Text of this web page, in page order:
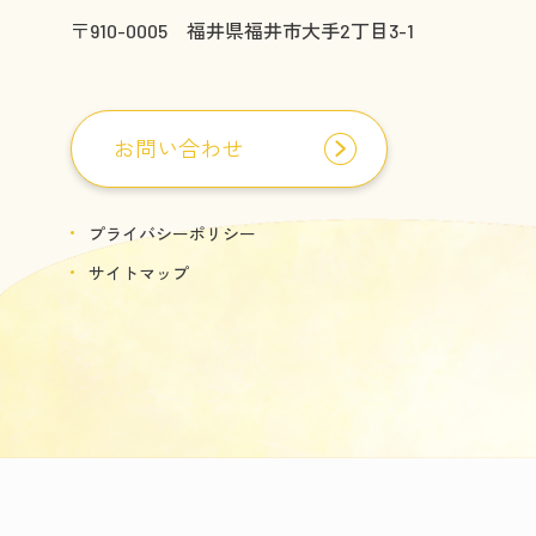
〒910-0005 福井県福井市大手2丁目3-1
お問い合わせ
プライバシーポリシー
サイトマップ